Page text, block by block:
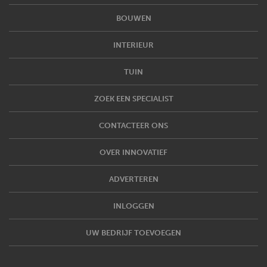
BOUWEN
INTERIEUR
TUIN
ZOEK EEN SPECIALIST
CONTACTEER ONS
OVER INNOVATIEF
ADVERTEREN
INLOGGEN
UW BEDRIJF TOEVOEGEN